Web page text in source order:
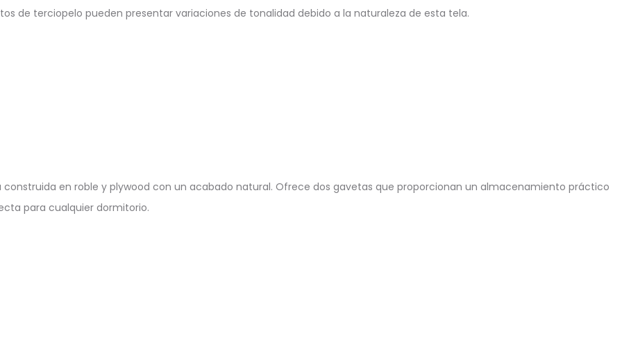
de terciopelo pueden presentar variaciones de tonalidad debido a la naturaleza de esta tela.
construida en roble y plywood con un acabado natural. Ofrece dos gavetas que proporcionan un almacenamiento práctico
para cualquier dormitorio.